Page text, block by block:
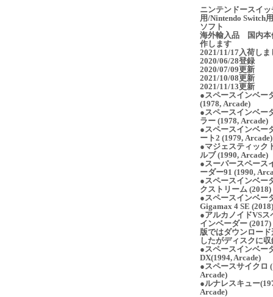
ニンテンドースイッ
用/Nintendo Switch
ソフト
海外輸入品 国内本
作します
2021/11/17入荷しま
2020/06/28登録
2020/07/09更新
2021/10/08更新
2021/11/13更新
●スペースインベー
(1978, Arcade)
●スペースインベー
ラー (1978, Arcade)
●スペースインベー
ート2 (1979, Arcade)
●マジェスティック
ルブ (1990, Arcade)
●スーパースペース
ーダー91 (1990,
●スペースインベー
クストリーム (2018)
●スペースインベー
Gigamax 4 SE (2018)
●アルカノイドVSス
インベーダー (2017)
版ではダウンロード
したがディスクに収
●スペースインベー
DX(1994, Arcade)
●スペースサイクロ
Arcade)
●ルナレスキュー
Arcade)